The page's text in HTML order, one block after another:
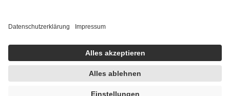
getroffen, um sicherzustellen, dass es sich um echte Bewertungen
https://help.etrusted.com/hc/de/articles/4419944605341
Einige Bilder und Inhalte wurden unter Zuhilfenahme künstlicher